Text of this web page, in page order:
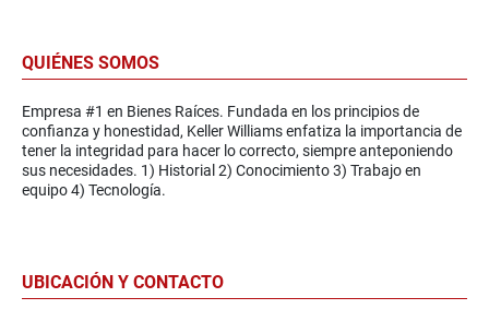
QUIÉNES SOMOS
Empresa #1 en Bienes Raíces. Fundada en los principios de
confianza y honestidad, Keller Williams enfatiza la importancia de
tener la integridad para hacer lo correcto, siempre anteponiendo
sus necesidades. 1) Historial 2) Conocimiento 3) Trabajo en
equipo 4) Tecnología.
UBICACIÓN Y CONTACTO